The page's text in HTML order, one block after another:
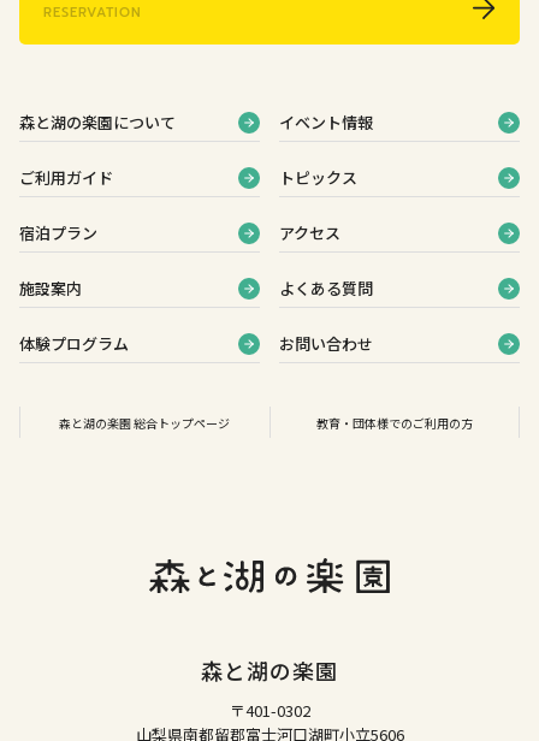
RESERVATION
森と湖の楽園について
ご利用ガイド
宿泊プラン
施設案内
体験プログラム
イベント情報
トピックス
アクセス
よくある質問
お問い合わせ
森と湖の楽園 総合トップページ 教育・団体様でのご利用の方
森と湖の楽園
〒401-0302
山梨県南都留郡富士河口湖町小立5606